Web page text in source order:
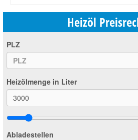
Heizöl
PLZ
Heizölmenge in Liter
Abladestellen